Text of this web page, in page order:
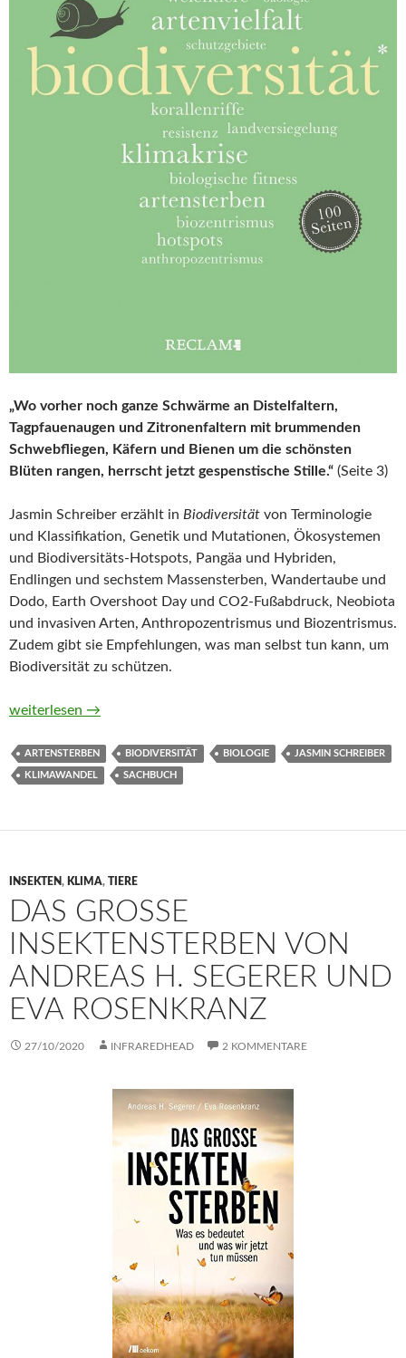
„Wo vorher noch ganze Schwärme an Distelfaltern,
Tagpfauenaugen und Zitronenfaltern mit brummenden
Schwebfliegen, Käfern und Bienen um die schönsten
Blüten rangen, herrscht jetzt gespenstische Stille.“ (Seite 3)
Jasmin Schreiber erzählt in Biodiversität von Terminologie
und Klassifikation, Genetik und Mutationen, Ökosystemen
und Biodiversitäts-Hotspots, Pangäa und Hybriden,
Endlingen und sechstem Massensterben, Wandertaube und
Dodo, Earth Overshoot Day und CO2-Fußabdruck, Neobiota
und invasiven Arten, Anthropozentrismus und Biozentrismus.
Zudem gibt sie Empfehlungen, was man selbst tun kann, um
Biodiversität zu schützen.
Biodiversität von Jasmin Schreiber
weiterlesen →
ARTENSTERBEN BIODIVERSITÄT BIOLOGIE JASMIN SCHREIBER
KLIMAWANDEL SACHBUCH
INSEKTEN, KLIMA, TIERE
DAS GROSSE I
NSEKTENSTERBEN VON A
NDREAS H. SEGERER UND E
VA ROSENKRANZ
27/10/2020 INFRAREDHEAD 2 KOMMENTARE